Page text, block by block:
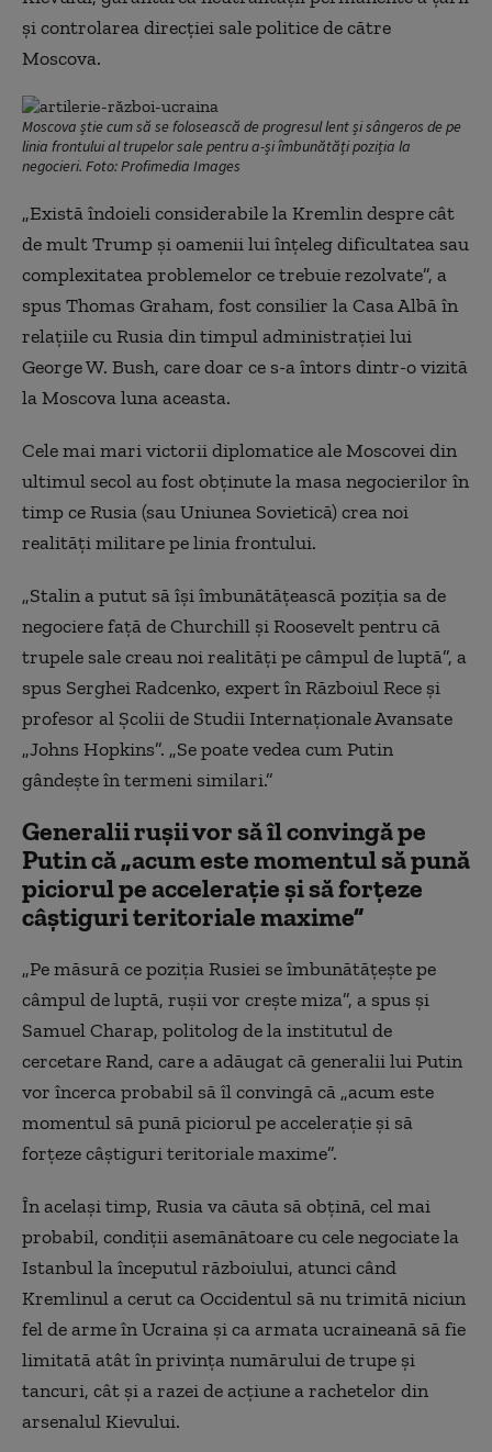
și controlarea direcției sale politice de către
Moscova.
Moscova știe cum să se folosească de progresul lent și sângeros de pe
linia frontului al trupelor sale pentru a-și îmbunătăți poziția la
negocieri. Foto: Profimedia Images
„Există îndoieli considerabile la Kremlin despre cât
de mult Trump și oamenii lui înțeleg dificultatea sau
complexitatea problemelor ce trebuie rezolvate”, a
spus Thomas Graham, fost consilier la Casa Albă în
relațiile cu Rusia din timpul administrației lui
George W. Bush, care doar ce s-a întors dintr-o vizită
la Moscova luna aceasta.
Cele mai mari victorii diplomatice ale Moscovei din
ultimul secol au fost obținute la masa negocierilor în
timp ce Rusia (sau Uniunea Sovietică) crea noi
realități militare pe linia frontului.
„Stalin a putut să își îmbunătățească poziția sa de
negociere față de Churchill și Roosevelt pentru că
trupele sale creau noi realități pe câmpul de luptă”, a
spus Serghei Radcenko, expert în Războiul Rece și
profesor al Școlii de Studii Internaționale Avansate
„Johns Hopkins”. „Se poate vedea cum Putin
gândește în termeni similari.”
Generalii rușii vor să îl convingă pe
Putin că „acum este momentul să pună
piciorul pe accelerație și să forțeze
câștiguri teritoriale maxime”
„Pe măsură ce poziția Rusiei se îmbunătățește pe
câmpul de luptă, rușii vor crește miza”, a spus și
Samuel Charap, politolog de la institutul de
cercetare Rand, care a adăugat că generalii lui Putin
vor încerca probabil să îl convingă că „acum este
momentul să pună piciorul pe accelerație și să
forțeze câștiguri teritoriale maxime”.
În același timp, Rusia va căuta să obțină, cel mai
probabil, condiții asemănătoare cu cele negociate la
Istanbul la începutul războiului, atunci când
Kremlinul a cerut ca Occidentul să nu trimită niciun
fel de arme în Ucraina și ca armata ucraineană să fie
limitată atât în privința numărului de trupe și
tancuri, cât și a razei de acțiune a rachetelor din
arsenalul Kievului.